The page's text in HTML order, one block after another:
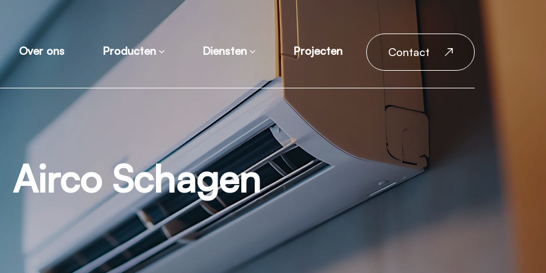
Over ons Producten Diensten Projecten Contact
Airco Schagen